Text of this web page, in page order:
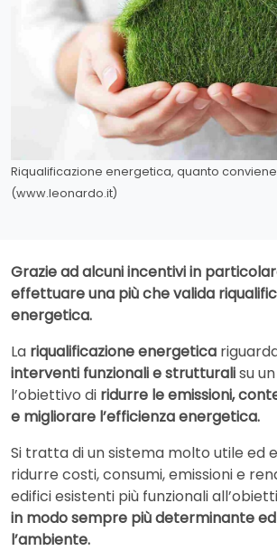
Riqualificazione energetica, quanto
(www.leonardo.it)
Grazie ad alcuni incentivi in
effettuare una più che valida
energetica.
La riqualificazione energetica
interventi funzionali e strutturalisu
l’obiettivo di ridurre le emissioni,
e migliorare l’efficienza energetica.
Si tratta di un sistema molto utile ed
ridurre costi, consumi, emissioni e
edifici esistenti più funzionali
in modo sempre più determinante
l’ambiente.